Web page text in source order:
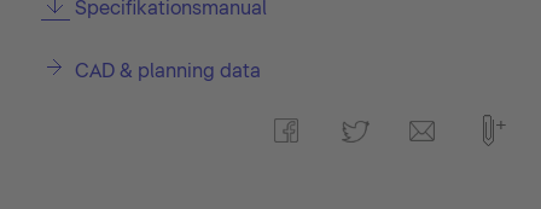
Specifikationsmanual
CAD & planning data